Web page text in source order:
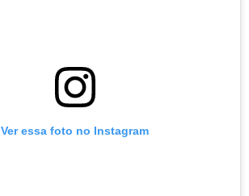
Ver essa foto no Instagram